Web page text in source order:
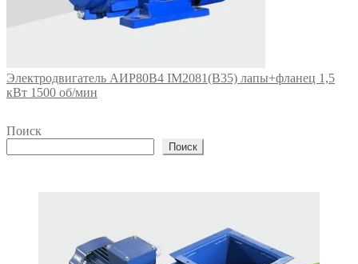
Электродвигатель АИР80В4 IM2081(B35) лапы+фланец 1,5
кВт 1500 об/мин
Поиск
Поиск